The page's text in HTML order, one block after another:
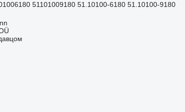
51101009180 51.10100-6180 51.10100-9180